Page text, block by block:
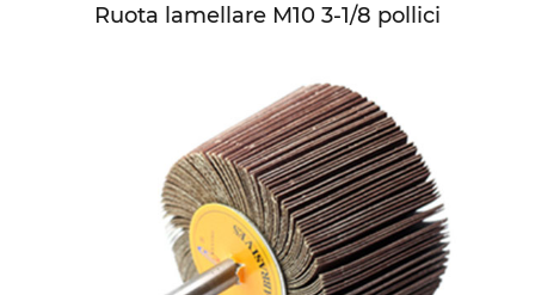
Ruota lamellare M10 3-1/8 pollici